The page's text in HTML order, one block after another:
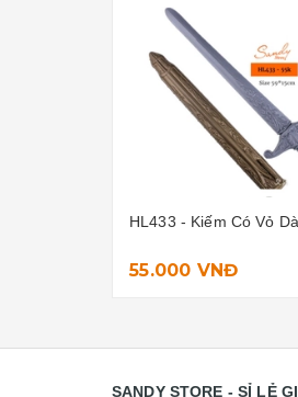
HL436 - Kiếm Cướp
29.000 VNĐ
SANDY STORE - SỈ LẺ